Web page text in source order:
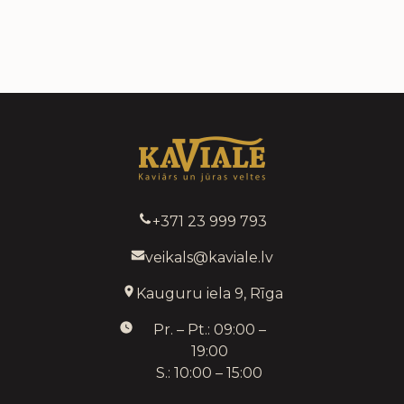
+371 23 999 793
veikals@kaviale.lv
Kauguru iela 9, Rīga
Pr. – Pt.: 09:00 –
19:00
S.: 10:00 – 15:00